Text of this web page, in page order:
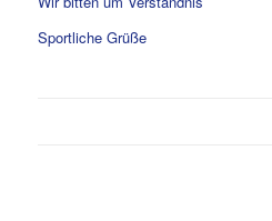
Sportliche Grüße